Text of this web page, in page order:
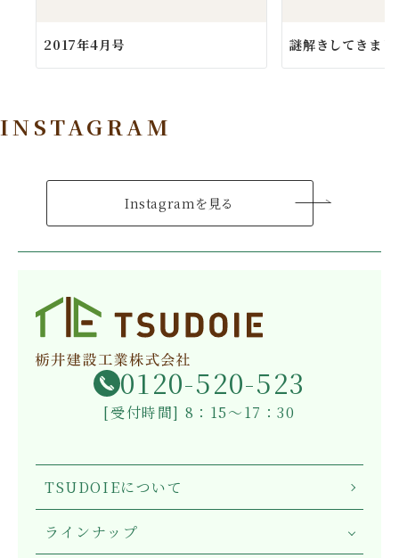
2017年4月号 謎解きしてきまし
INSTAGRAM
Instagramを見る
0120-520-523
[受付時間] 8：15～17：30
TSUDOIEについて
ラインナップ